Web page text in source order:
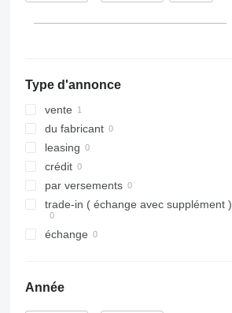
Type d'annonce
vente
du fabricant
leasing
crédit
par versements
trade-in ( échange avec supplément )
échange
Année